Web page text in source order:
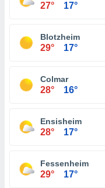
27° 17°
Blotzheim
29° 17°
Colmar
28° 16°
Ensisheim
28° 17°
Fessenheim
29° 17°